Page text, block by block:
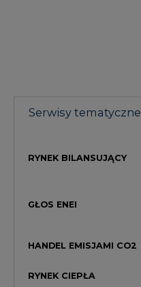
Serwisy tematyczne
RYNEK BILANSUJĄCY
GŁOS ENEI
HANDEL EMISJAMI CO2
RYNEK CIEPŁA